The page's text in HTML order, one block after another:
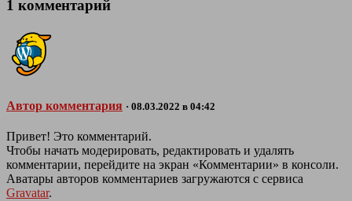
1 комментарий
Автор комментария · 08.03.2022 в 04:42
Привет! Это комментарий.
Чтобы начать модерировать, редактировать и удалять
комментарии, перейдите на экран «Комментарии» в консоли.
Аватары авторов комментариев загружаются с сервиса
Gravatar.